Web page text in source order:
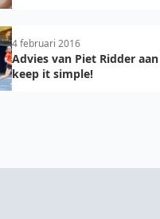
4 februari 2016
Advies van Piet Ridder
keep it simple!